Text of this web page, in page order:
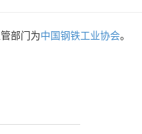
部门为中国钢铁工业协会。